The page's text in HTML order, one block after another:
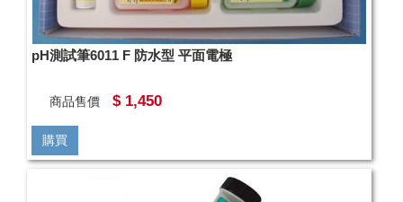
pH測試筆6011 F 防水型 平面電極
商品售價 $ 1,450
購買